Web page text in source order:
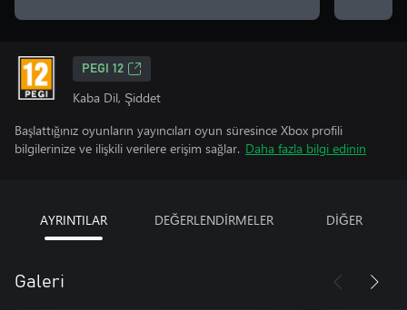
PEGI 12
Kaba Dil, Şiddet
Başlattığınız oyunların yayıncıları oyun süresince Xbox profili
bilgilerinize ve ilişkili verilere erişim sağlar. Daha fazla bilgi edinin
AYRINTILAR DEĞERLENDİRMELER DİĞER
Galeri